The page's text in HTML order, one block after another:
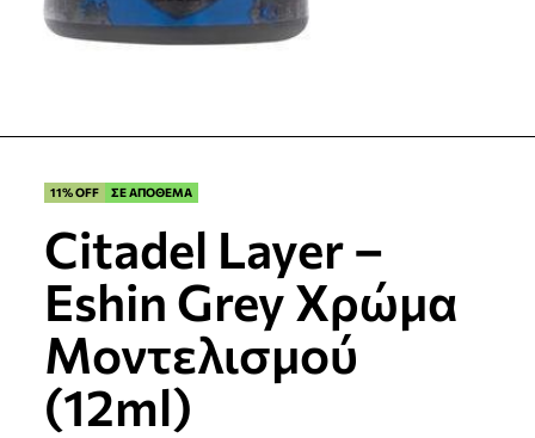
11% OFF ΣΕ ΑΠΟΘΕΜΑ
Citadel Layer –
Eshin Grey Χρώμα
Μοντελισμού
(12ml)